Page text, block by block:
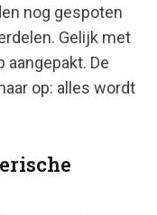
nog gespoten
Gelijk met
aangepakt. De
op: alles wordt